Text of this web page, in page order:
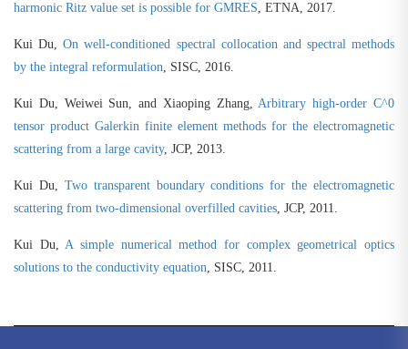
harmonic Ritz value set is possible for GMRES, ETNA, 2017.
Kui Du,On well-conditioned spectral collocation and spectral methods
by the integral reformulation, SISC, 2016.
Kui Du, Weiwei Sun, and Xiaoping Zhang,Arbitrary high-order C^0
tensor product Galerkin finite element methods for the electromagnetic
scattering from a large cavity, JCP, 2013.
Kui Du, Two transparent boundary conditions for the electromagnetic
scattering from two-dimensional overfilled cavities, JCP, 2011.
Kui Du,A simple numerical method for complex geometrical optics
solutions to the conductivity equation, SISC, 2011.